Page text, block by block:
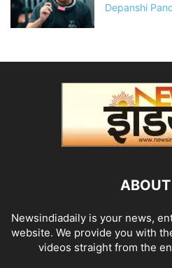
Depanshi
Newsindiadaily is your news,
website. We provide you with
videos straight from the